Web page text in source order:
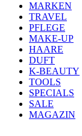
MARKEN
TRAVEL
PFLEGE
MAKE-UP
HAARE
DUFT
K-BEAUTY
TOOLS
SPECIALS
SALE
MAGAZIN